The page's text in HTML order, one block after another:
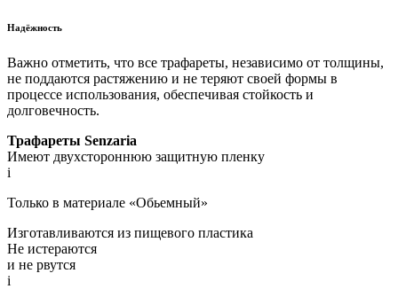
Надёжность
Важно отметить, что все трафареты, независимо от толщины,
не поддаются растяжению и не теряют своей формы в
процессе использования, обеспечивая стойкость и
долговечность.
Трафареты Senzaria
Имеют двухстороннюю защитную пленку
i
Только в материале «Обьемный»
Изготавливаются из пищевого пластика
Не истераются
и не рвутся
i